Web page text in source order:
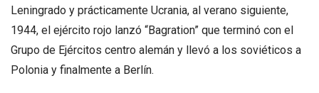
Leningrado y prácticamente Ucrania, al verano siguiente,
1944, el ejército rojo lanzó “Bagration” que terminó con el
Grupo de Ejércitos centro alemán y llevó a los soviéticos a
Polonia y finalmente a Berlín.